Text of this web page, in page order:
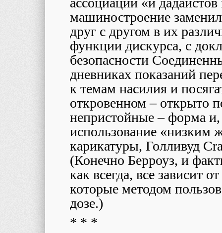
машиностроение
друг с другом в их
функции дискурса, с
безопасности
дневниках показаний
к темам насилия и
откровенном – открыто
непристойные – форма
использование «низким
карикатуры, Голливуд
(Конечно Берроуз, и
как всегда, все зависит
которые методом
дозе.)
* * *